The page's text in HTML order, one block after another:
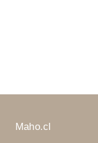
Maho.cl